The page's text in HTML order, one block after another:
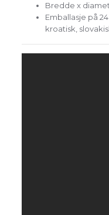
Bredde x
Emballasje på
kroatisk,